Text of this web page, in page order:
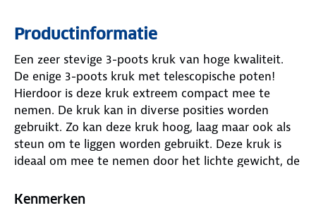
Productinformatie
Een zeer stevige 3-poots kruk van hoge kwaliteit.
De enige 3-poots kruk met telescopische poten!
Hierdoor is deze kruk extreem compact mee te
nemen. De kruk kan in diverse posities worden
gebruikt. Zo kan deze kruk hoog, laag maar ook als
steun om te liggen worden gebruikt. Deze kruk is
ideaal om mee te nemen door het lichte gewicht, de
Kenmerken